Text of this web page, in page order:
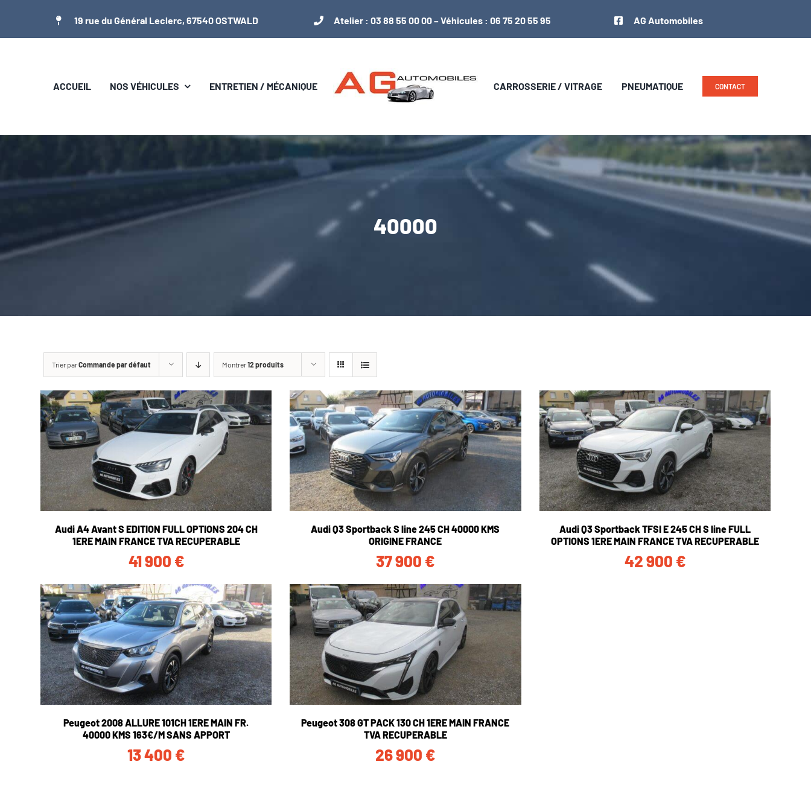
contenu
19 rue du Général Leclerc, 67540 OSTWALD Atelier : 03 88 55 00 00– Véhicules : 06 75 20 55 95 AG Automobiles
ACCUEIL NOS VÉHICULES ENTRETIEN / MÉCANIQUE CARROSSERIE / VITRAGE PNEUMATIQUE CONTACT
40000
Trier parCommande par défaut Montrer12 produits
Audi A4 Avant S EDITION FULL OPTIONS 204 CH
1ERE MAIN FRANCE TVA RECUPERABLE
41 900 €
Audi Q3 Sportback S line 245 CH 40000 KMS
ORIGINE FRANCE
37 900 €
Audi Q3 Sportback TFSI E 245 CH S line FULL
OPTIONS 1ERE MAIN FRANCE TVA RECUPERABLE
42 900 €
Peugeot 2008 ALLURE 101CH 1ERE MAIN FR.
40000 KMS 163€/M SANS APPORT
13 400 €
Peugeot 308 GT PACK 130 CH 1ERE MAIN FRANCE
TVA RECUPERABLE
26 900 €